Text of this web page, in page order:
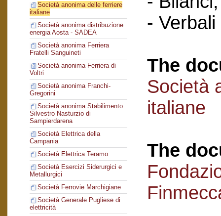
Società anonima delle ferriere
italiane
Società anonima distribuzione
energia Aosta - SADEA
Società anonima Ferriera
Fratelli Sanguineti
Società anonima Ferriera di
Voltri
Società anonima Franchi-
Gregorini
Società anonima Stabilimento
Silvestro Nasturzio di
Sampierdarena
Società Elettrica della
Campania
Società Elettrica Teramo
Società Esercizi Siderurgici e
Metallurgici
Società Ferrovie Marchigiane
Società Generale Pugliese di
elettricità
-
The
Società
italiane
The